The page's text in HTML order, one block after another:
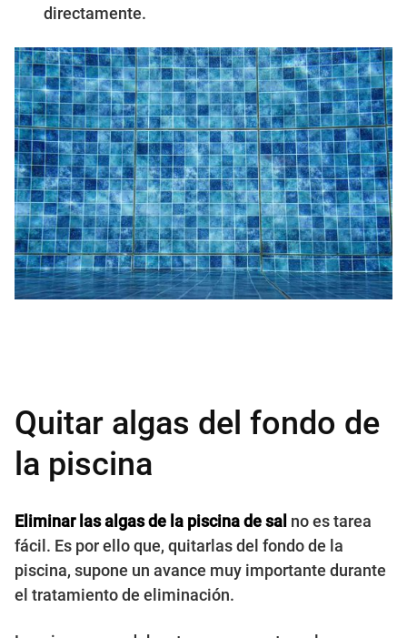
directamente.
Quitar algas del fondo de
la piscina
Eliminar las algas de la piscina de sal no es tarea
fácil. Es por ello que, quitarlas del fondo de la
piscina, supone un avance muy importante durante
el tratamiento de eliminación.